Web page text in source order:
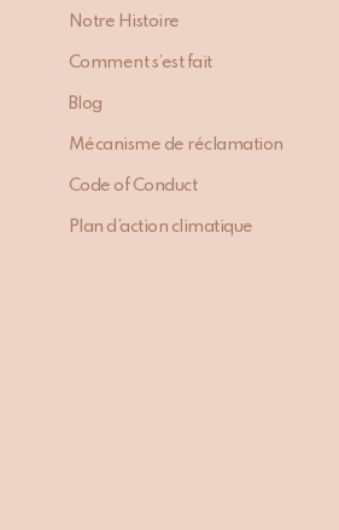
Notre Histoire
Comment s’est fait
Blog
Mécanisme de réclamation
Code of Conduct
Plan d’action climatique